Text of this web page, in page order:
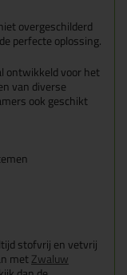
overgeschilderd
perfecte oplossing.
ontwikkeld voor het
van diverse
ook geschikt
stofvrij en vetvrij
metZwaluw